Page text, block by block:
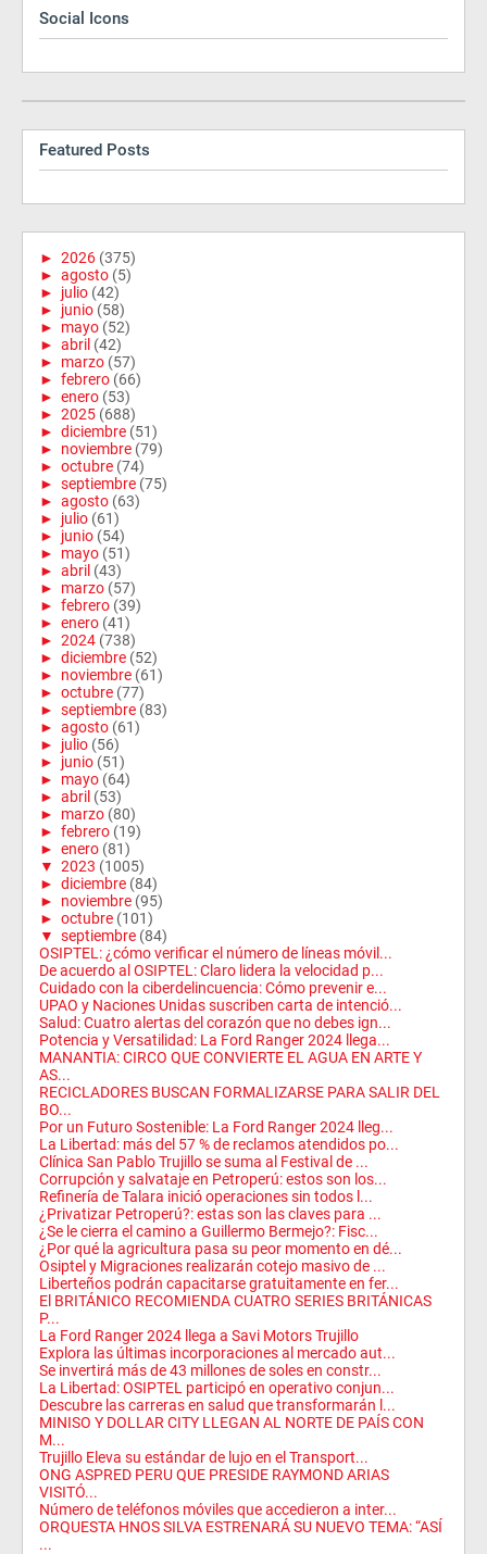
Social Icons
Featured Posts
► 2026 (375)
► agosto (5)
► julio (42)
► junio (58)
► mayo (52)
► abril (42)
► marzo (57)
► febrero (66)
► enero (53)
► 2025 (688)
► diciembre (51)
► noviembre (79)
► octubre (74)
► septiembre (75)
► agosto (63)
► julio (61)
► junio (54)
► mayo (51)
► abril (43)
► marzo (57)
► febrero (39)
► enero (41)
► 2024 (738)
► diciembre (52)
► noviembre (61)
► octubre (77)
► septiembre (83)
► agosto (61)
► julio (56)
► junio (51)
► mayo (64)
► abril (53)
► marzo (80)
► febrero (19)
► enero (81)
▼ 2023 (1005)
► diciembre (84)
► noviembre (95)
► octubre (101)
▼ septiembre (84)
OSIPTEL: ¿cómo verificar el número de líneas móvil...
De acuerdo al OSIPTEL: Claro lidera la velocidad p...
Cuidado con la ciberdelincuencia: Cómo prevenir e...
UPAO y Naciones Unidas suscriben carta de intenció...
Salud: Cuatro alertas del corazón que no debes ign...
Potencia y Versatilidad: La Ford Ranger 2024 llega...
MANANTIA: CIRCO QUE CONVIERTE EL AGUA EN ARTE Y
AS...
RECICLADORES BUSCAN FORMALIZARSE PARA SALIR DEL
BO...
Por un Futuro Sostenible: La Ford Ranger 2024 lleg...
La Libertad: más del 57 % de reclamos atendidos po...
Clínica San Pablo Trujillo se suma al Festival de ...
Corrupción y salvataje en Petroperú: estos son los...
Refinería de Talara inició operaciones sin todos l...
¿Privatizar Petroperú?: estas son las claves para ...
¿Se le cierra el camino a Guillermo Bermejo?: Fisc...
¿Por qué la agricultura pasa su peor momento en dé...
Osiptel y Migraciones realizarán cotejo masivo de ...
Liberteños podrán capacitarse gratuitamente en fer...
El BRITÁNICO RECOMIENDA CUATRO SERIES BRITÁNICAS
P...
La Ford Ranger 2024 llega a Savi Motors Trujillo
Explora las últimas incorporaciones al mercado aut...
Se invertirá más de 43 millones de soles en constr...
La Libertad: OSIPTEL participó en operativo conjun...
Descubre las carreras en salud que transformarán l...
MINISO Y DOLLAR CITY LLEGAN AL NORTE DE PAÍS CON
M...
Trujillo Eleva su estándar de lujo en el Transport...
ONG ASPRED PERU QUE PRESIDE RAYMOND ARIAS
VISITÓ...
Número de teléfonos móviles que accedieron a inter...
ORQUESTA HNOS SILVA ESTRENARÁ SU NUEVO TEMA: “ASÍ
...